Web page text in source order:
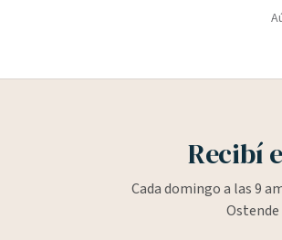
Recibí
Cada domingo a las 9
Ostende